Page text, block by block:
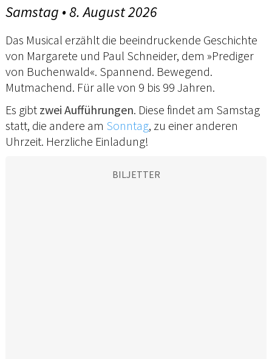
Samstag • 8. August 2026
Das Musical erzählt die beeindruckende Geschichte
von Margarete und Paul Schneider, dem »Prediger
von Buchenwald«. Spannend. Bewegend.
Mutmachend. Für alle von 9 bis 99 Jahren.
Es gibt zwei Aufführungen. Diese findet am Samstag
statt, die andere am Sonntag, zu einer anderen
Uhrzeit. Herzliche Einladung!
BILJETTER